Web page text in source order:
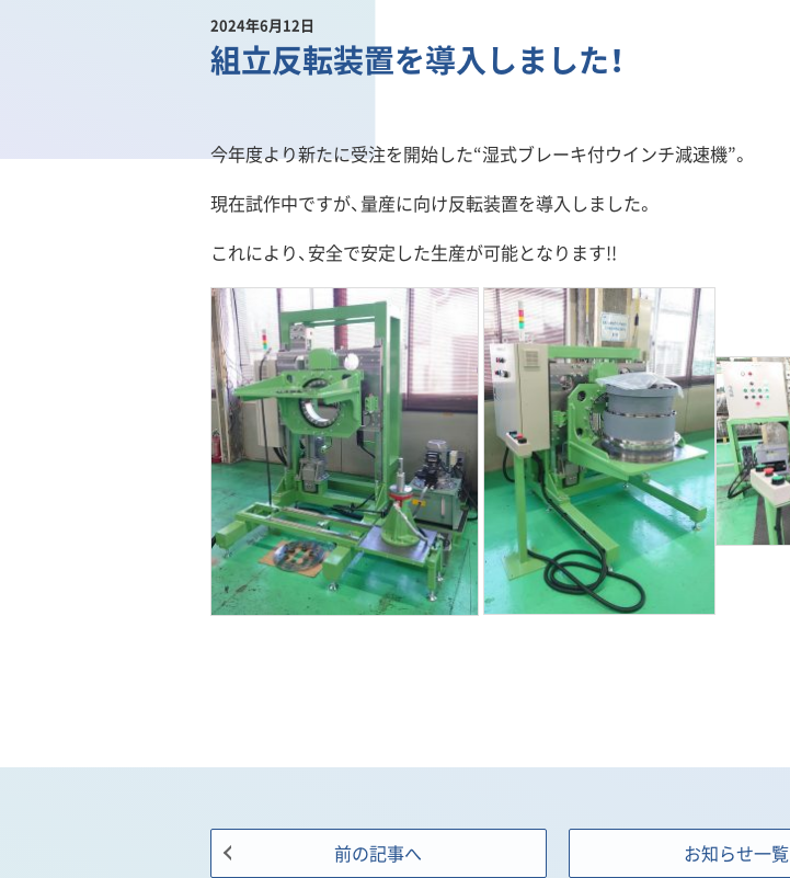
2024年6月12日
組立反転装置を導入しました！
今年度より新たに受注を開始した“湿式ブレーキ付ウインチ減速機”。
現在試作中ですが、量産に向け反転装置を導入しました。
これにより、安全で安定した生産が可能となります!!
前の記事へ お知らせ一覧